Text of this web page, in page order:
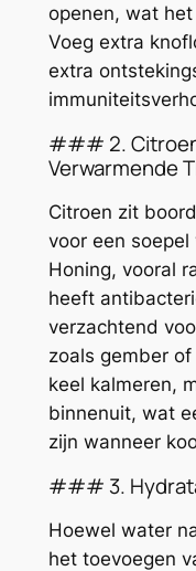
openen, wat
Voeg extra
extra
### 2.
Verwarmende
Citroen zit
voor een
Honing, vooral
heeft
verzachtend
zoals gember
keel kalmeren,
binnenuit, wat
zijn wanneer
### 3.
Hoewel water
het toevoegen